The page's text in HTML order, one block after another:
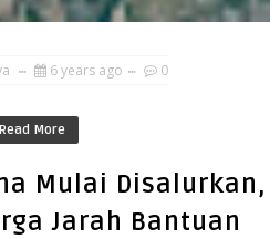
6 years ago 0
Read More
Mulai Disalurkan,
Jarah Bantuan